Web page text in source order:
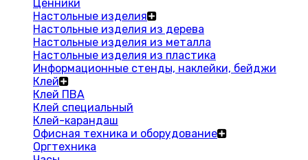
Ценники
Настольные изделия
Настольные изделия из дерева
Настольные изделия из металла
Настольные изделия из пластика
Информационные стенды, наклейки, бейджи
Клей
Клей ПВА
Клей специальный
Клей-карандаш
Офисная техника и оборудование
Оргтехника